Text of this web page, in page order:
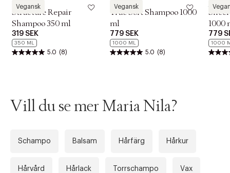
Vegansk
Maria Nila
Structure Repair
Shampoo 350 ml
319 SEK
350 ML
5.0 (8)
Vegansk
Maria Nila
True Soft Shampoo 1000
ml
779 SEK
1000 ML
5.0 (8)
Maria
1000
779
1000
Vill du se mer Maria Nila?
Schampo Balsam Hårfärg Hårkur
Hårvård Hårlack Torrschampo Vax